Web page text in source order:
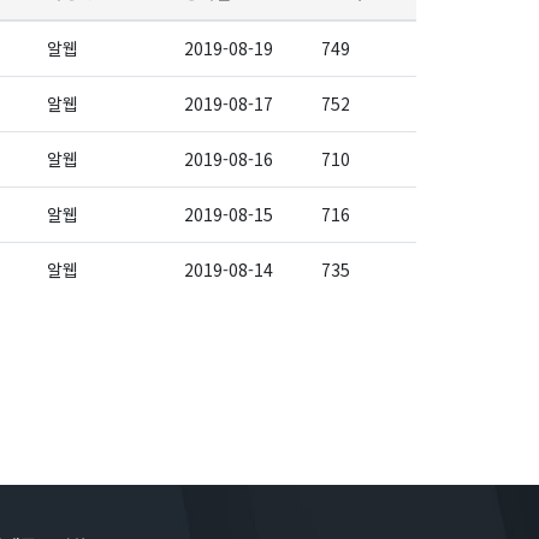
알웹 2019-08-19 749
알웹 2019-08-17 752
알웹 2019-08-16 710
알웹 2019-08-15 716
알웹 2019-08-14 735